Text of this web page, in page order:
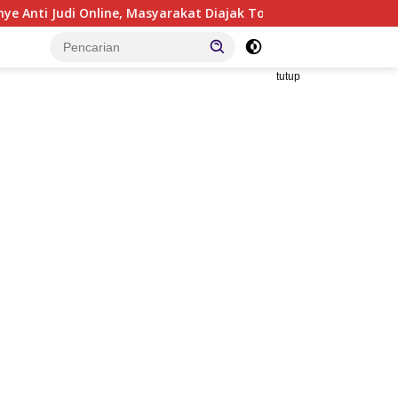
Masyarakat Diajak Tolak Perjudian Daring
tutup